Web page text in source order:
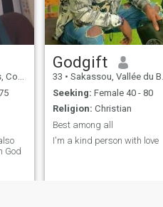
God
Godgift
33 • Sakassou, Vallée du Bandama, Cote d'Ivoire
Seeking: Female 40 - 80
Religion: Christian
Best among all
I'm a kind person with love